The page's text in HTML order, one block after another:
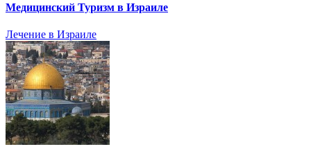
Медицинский Туризм в Израиле
Лечение в Израиле